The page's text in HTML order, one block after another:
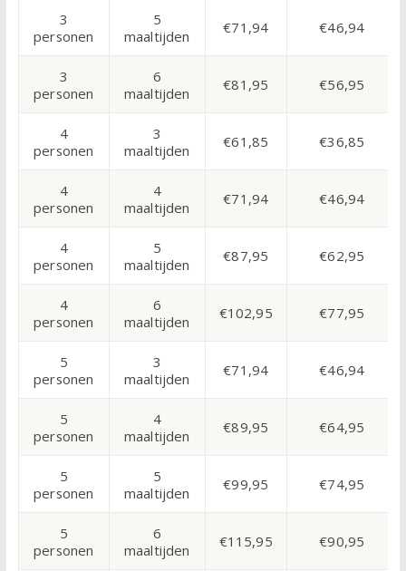
3
personen
5
maaltijden
€71,94 €46,94
3
personen
6
maaltijden
€81,95 €56,95
4
personen
3
maaltijden
€61,85 €36,85
4
personen
4
maaltijden
€71,94 €46,94
4
personen
5
maaltijden
€87,95 €62,95
4
personen
6
maaltijden
€102,95 €77,95
5
personen
3
maaltijden
€71,94 €46,94
5
personen
4
maaltijden
€89,95 €64,95
5
personen
5
maaltijden
€99,95 €74,95
5
personen
6
maaltijden
€115,95 €90,95